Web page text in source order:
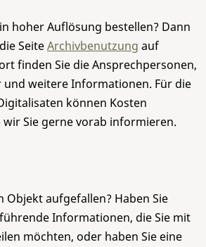
hoher Auflösung bestellen? Dann
SeiteArchivbenutzung auf
finden Sie die Ansprechpersonen,
und weitere Informationen. Für die
können Kosten
Sie gerne vorab informieren.
Objekt aufgefallen? Haben Sie
Informationen, die Sie mit
möchten, oder haben Sie eine